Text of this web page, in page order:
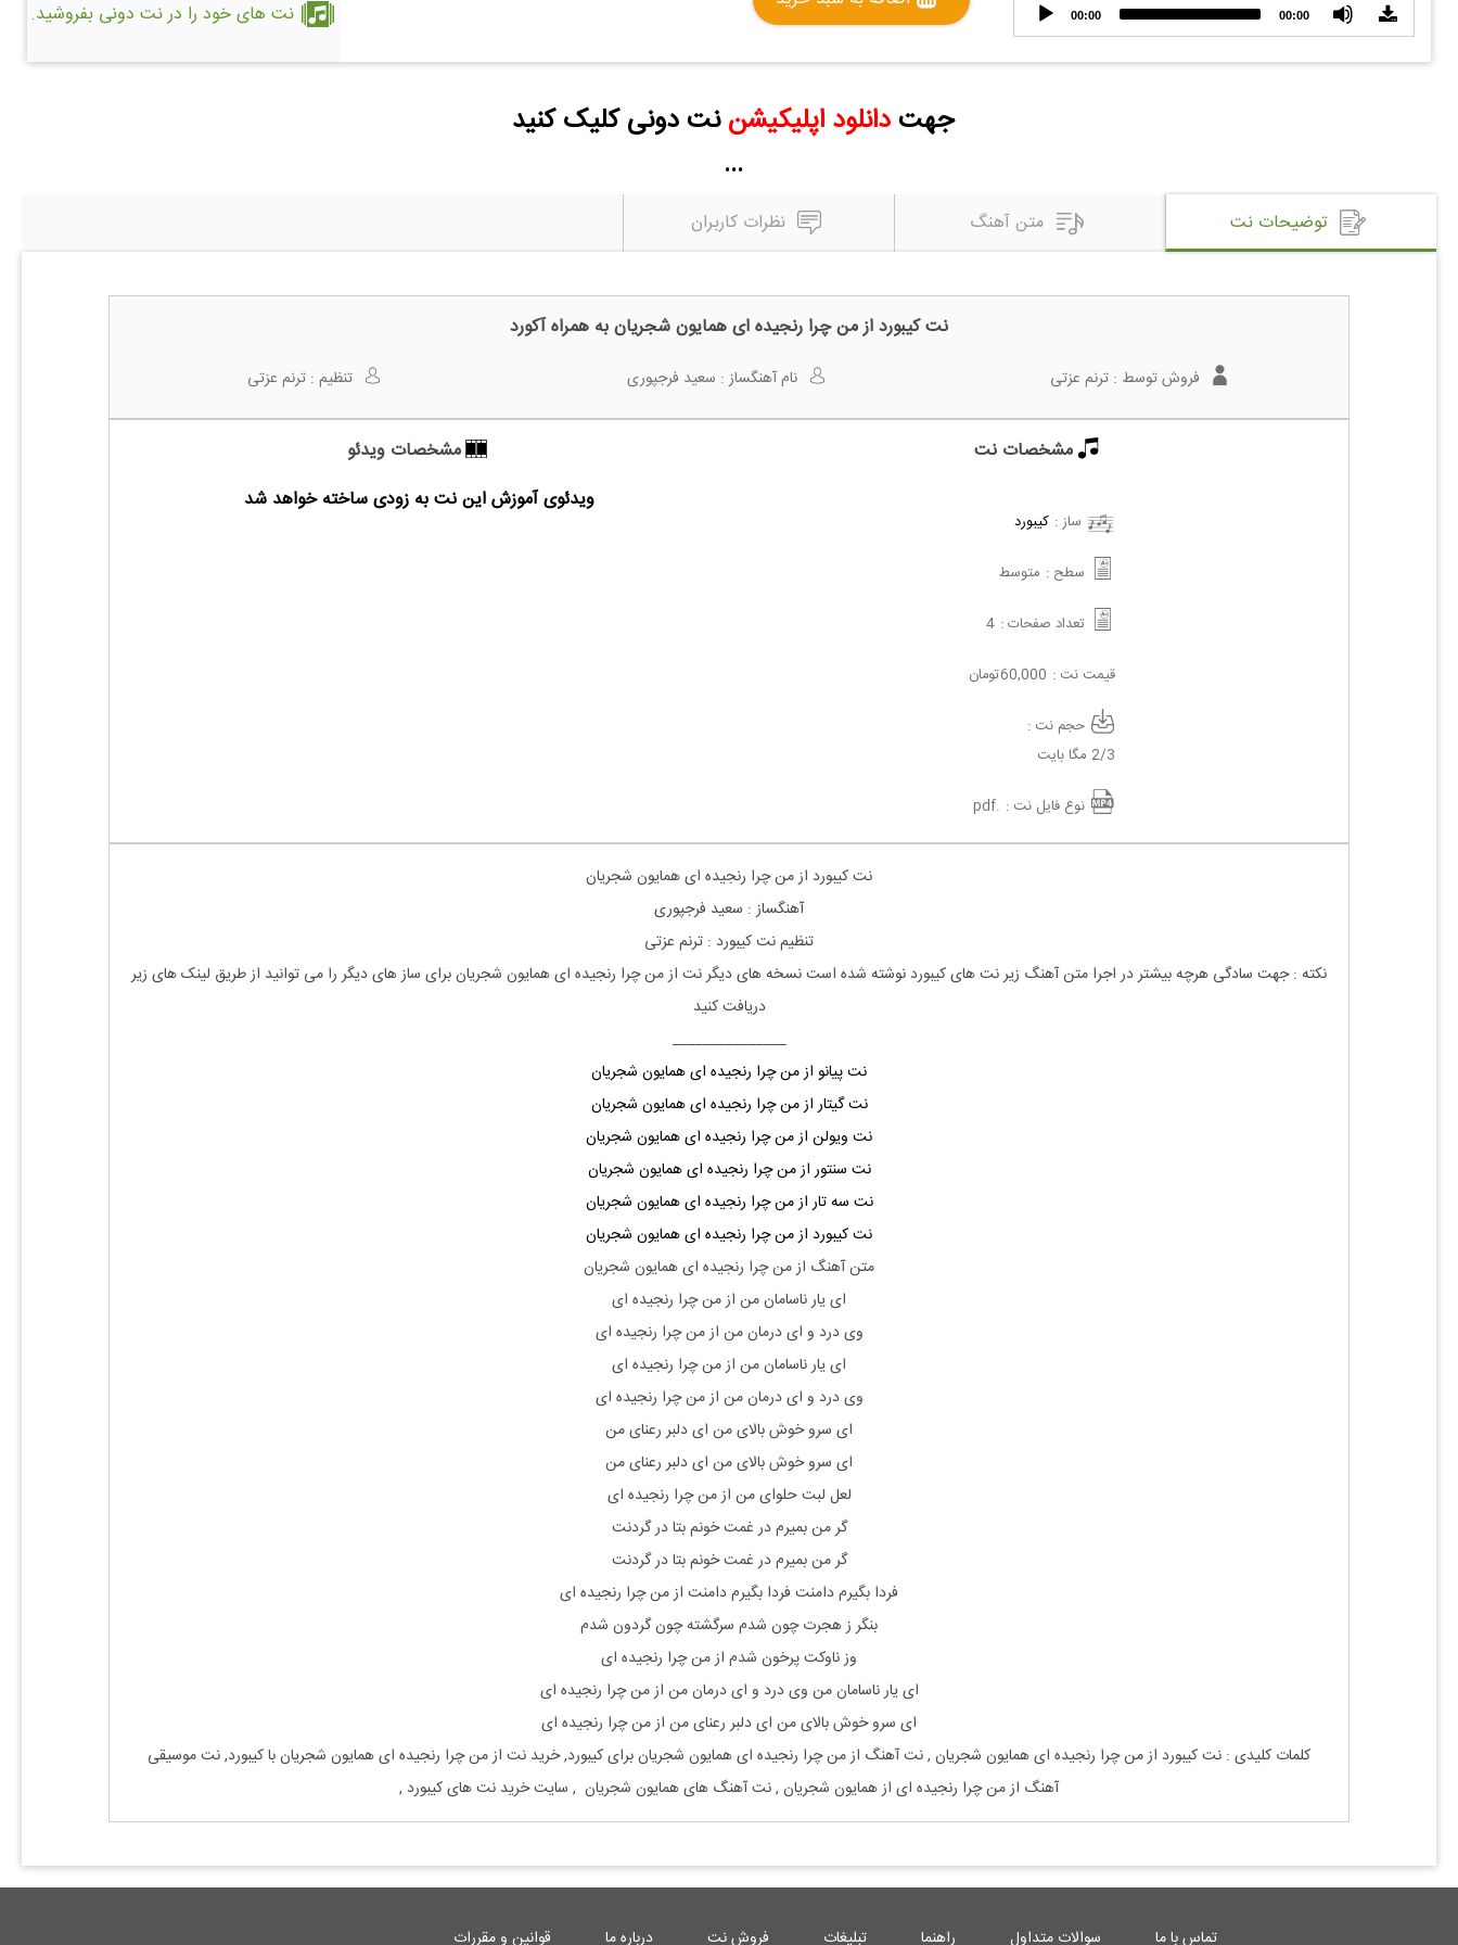
Audio
Player
00:00 00:00 نت های خود را در نت دونی بفروشید.
جهتدانلود اپلیکیشن نت دونی کلیک کنید
...
توضیحات نت متن آهنگ نظرات کاربران
نت کیبورد از من چرا رنجیده ای همایون شجریان به همراه آکورد
فروش توسط :ترنم عزتی نام آهنگساز : سعید فرجپوری تنظیم :ترنم عزتی
مشخصات نت
ساز : کیبورد
سطح : متوسط
تعداد صفحات : 4
قیمت نت : 60,000تومان
حجم نت :
2/3 مگا بایت
نوع فایل نت : .pdf
مشخصات ویدئو
ویدئوی آموزش این نت به زودی ساخته خواهد شد
نتکیبورد از من چرا رنجیده ای همایون شجریان
آهنگساز : سعید فرجپوری
تنظیم نتکیبورد : ترنم عزتی
نکته : جهت سادگی هرچه بیشتر در اجرا متن آهنگ زیر نت هایکیبورد نوشته شده است نسخه های دیگر نت از من چرا رنجیده ایهمایون شجریانبرای ساز های دیگر را می توانید از طریق لینک های زیر
دریافت کنید
_______________
نت پیانو از من چرا رنجیده ای همایون شجریان
نت گیتار از من چرا رنجیده ای همایون شجریان
نت ویولن از من چرا رنجیده ای همایون شجریان
نت سنتور از من چرا رنجیده ای همایون شجریان
نت سه تار از من چرا رنجیده ای همایون شجریان
نت کیبورد از من چرا رنجیده ای همایون شجریان
متن آهنگ از من چرا رنجیده ای همایون شجریان
ای یار ناسامان من از من چرا رنجیده‌ ای
وی درد و ای درمان من از من چرا رنجیده‌ ای
ای یار ناسامان من از من چرا رنجیده‌ ای
وی درد و ای درمان من از من چرا رنجیده‌ ای
ای سرو خوش بالای من ای دلبر رعنای من
ای سرو خوش بالای من ای دلبر رعنای من
لعل لبت حلوای من از من چرا رنجیده ای
گر من بمیرم در غمت خونم بتا در گردنت
گر من بمیرم در غمت خونم بتا در گردنت
فردا بگیرم دامنت فردا بگیرم دامنت از من چرا رنجیده ای
بنگر ز هجرت چون شدم سرگشته چون گردون شدم
وز ناوکت پرخون شدم از من چرا رنجیده ای
ای یار ناسامان من وی درد و ای درمان من از من چرا رنجیده‌ ای
ای سرو خوش بالای من ای دلبر رعنای من از من چرا رنجیده‌ ای
کلمات کلیدی : نتکیبورد از من چرا رنجیده ایهمایون شجریان , نت آهنگ از من چرا رنجیده ایهمایون شجریانبرایکیبورد, خرید نت از من چرا رنجیده ایهمایون شجریانباکیبورد, نت موسیقی
آهنگ از من چرا رنجیده ای ازهمایون شجریان , نت آهنگ هایهمایون شجریان , سایت خرید نت هایکیبورد ,
تماس با ما سوالات متداول راهنما تبلیغات فروش نت درباره ما قوانین و مقررات